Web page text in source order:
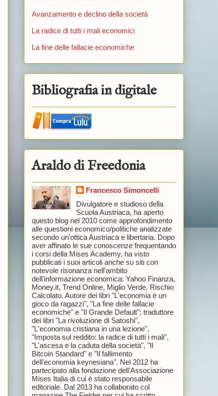
Avanzamento e declino della società
La radice di tutti i mali economici
La fine delle fallacie economiche
Bibliografia in digitale
Araldo di Freedonia
Francesco Simoncelli
Divulgatore e studioso della
Scuola Austriaca, ha aperto
questo blog nel 2010 come approfondimento
alle questioni economico/politiche analizzate
secondo un'ottica Austriaca e libertaria. Dopo
aver affinato le sue conoscenze frequentando
i corsi della Mises Academy, ha visto
pubblicati i suoi articoli anche su siti con
notevole risonanza nell'ambito
dell'informazione economica: Yahoo Finanza,
Money.it, Trend Online, Miglio Verde, Rischio
Calcolato. Autore dei libri "L'economia è un
gioco da ragazzi", "La fine delle fallacie
economiche" e "Il Grande Default"; traduttore
dei libri "La rivoluzione di Satoshi",
"L'economia cristiana in una lezione",
"Imposta sul reddito: la radice di tutti i mali",
"L'ascesa e la caduta della società", "Il
Bitcoin Standard" e "Il fallimento
dell'economia keynesiana". Nel 2012 ha
partecipato alla fondazione dell'Associazione
Mises Italia di cui è stato responsabile
editoriale. Dal 2013 ha collaborato col